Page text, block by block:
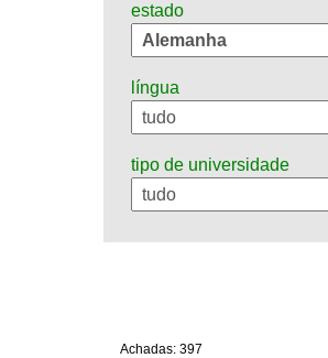
estado
língua
tipo de universidade
Achadas: 397